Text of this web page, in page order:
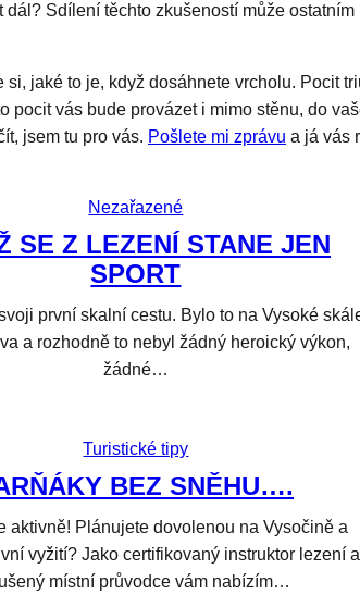
Sdílení těchto zkušeností může
jaké to je, když dosáhnete vrcholu. Pocit
vás bude provázet i mimo stěnu, do
jsem tu pro vás. Pošlete mi zprávu a já vás
Nezařazené
SE Z LEZENÍ STANE JEN
SPORT
první skalní cestu. Bylo to na Vysoké
a rozhodně to nebyl žádný heroický výkon,
žádné…
Turistické tipy
BEZ SNĚHU….
aktivně! Plánujete dovolenou na Vysočině a
vyžití? Jako certifikovaný instruktor lezení a
místní průvodce vám nabízím…